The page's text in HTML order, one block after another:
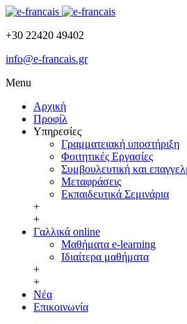
+30 22420 49402
info@e-francais.gr
Menu
Αρχική
Προφίλ
Υπηρεσίες
Γραμματειακή υποστήριξη
Φοιτητικές Εργασίες
Συμβουλευτική και
Μεταφράσεις
Εκπαιδευτικά Σεμινάρια
+
+
Γαλλικά online
Μαθήματα e-learning
Ιδιαίτερα μαθήματα
+
+
Νέα
Επικοινωνία